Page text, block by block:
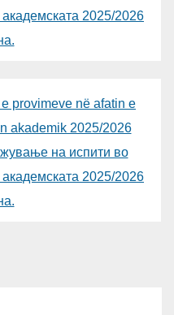
2025/2026
provimeve në afatin e
akademik 2025/2026
на испити во
2025/2026